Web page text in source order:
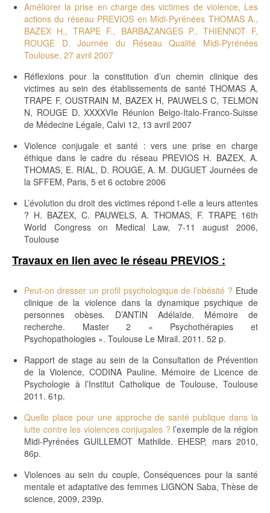
Améliorer la prise en charge des victimes de violence, Les
actions du réseau PREVIOS en Midi-Pyrénées THOMAS A.,
BAZEX H., TRAPE F., BARBAZANGES P., THIENNOT F,
ROUGE D. Journée du Réseau Qualité Midi-Pyrénées
Toulouse, 27 avril 2007
Réflexions pour la constitution d’un chemin clinique des
victimes au sein des établissements de santé THOMAS A,
TRAPE F, OUSTRAIN M, BAZEX H, PAUWELS C, TELMON
N, ROUGE D. XXXXVIe Réunion Belgo-Italo-Franco-Suisse
de Médecine Légale, Calvi 12, 13 avril 2007
Violence conjugale et santé : vers une prise en charge
éthique dans le cadre du réseau PREVIOS H. BAZEX, A.
THOMAS, E. RIAL, D. ROUGE, A. M. DUGUET Journées de
la SFFEM, Paris, 5 et 6 octobre 2006
L’évolution du droit des victimes répond t-elle a leurs attentes
? H. BAZEX, C. PAUWELS, A. THOMAS, F. TRAPE 16th
World Congress on Medical Law, 7-11 august 2006,
Toulouse
Travaux en lien avec le réseau PREVIOS :
Peut-on dresser un profil psychologique de l’obésité ? Etude
clinique de la violence dans la dynamique psychique de
personnes obèses. D’ANTIN Adélaïde. Mémoire de
recherche. Master 2 « Psychothérapies et
Psychopathologies ». Toulouse Le Mirail. 2011. 52 p.
Rapport de stage au sein de la Consultation de Prévention
de la Violence, CODINA Pauline. Mémoire de Licence de
Psychologie à l’Institut Catholique de Toulouse, Toulouse
2011. 61p.
Quelle place pour une approche de santé publique dans la
lutte contre les violences conjugales ? l’exemple de la région
Midi-Pyrénées GUILLEMOT Mathilde. EHESP, mars 2010,
86p.
Violences au sein du couple, Conséquences pour la santé
mentale et adaptative des femmes LIGNON Saba, Thèse de
science, 2009, 239p.